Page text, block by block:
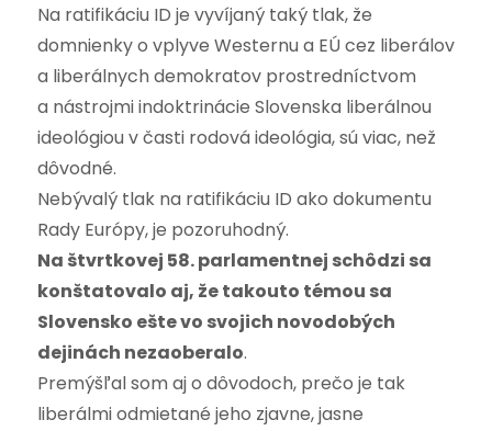
Na ratifikáciu ID je vyvíjaný taký tlak, že
domnienky o vplyve Westernu a EÚ cez liberálov
a liberálnych demokratov prostredníctvom
a nástrojmi indoktrinácie Slovenska liberálnou
ideológiou v časti rodová ideológia, sú viac, než
dôvodné.
Nebývalý tlak na ratifikáciu ID ako dokumentu
Rady Európy, je pozoruhodný.
Na štvrtkovej 58. parlamentnej schôdzi sa
konštatovalo aj, že takouto témou sa
Slovensko ešte vo svojich novodobých
dejinách nezaoberalo.
Premýšľal som aj o dôvodoch, prečo je tak
liberálmi odmietané jeho zjavne, jasne